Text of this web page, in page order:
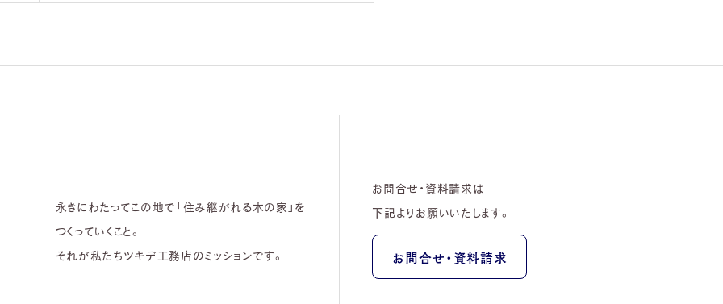
永きにわたってこの地で「住み継がれる木の家」を
つくっていくこと。
それが私たちツキデ工務店のミッションです。
お問合せ・資料請求は
下記よりお願いいたします。
お問合せ・資料請求